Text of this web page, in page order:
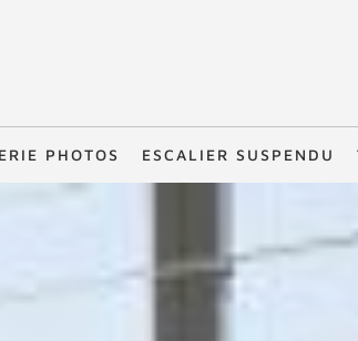
PHOTOS ESCALIER SUSPENDU